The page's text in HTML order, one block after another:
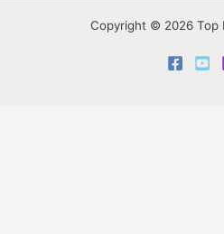
Copyright © 2026 Top